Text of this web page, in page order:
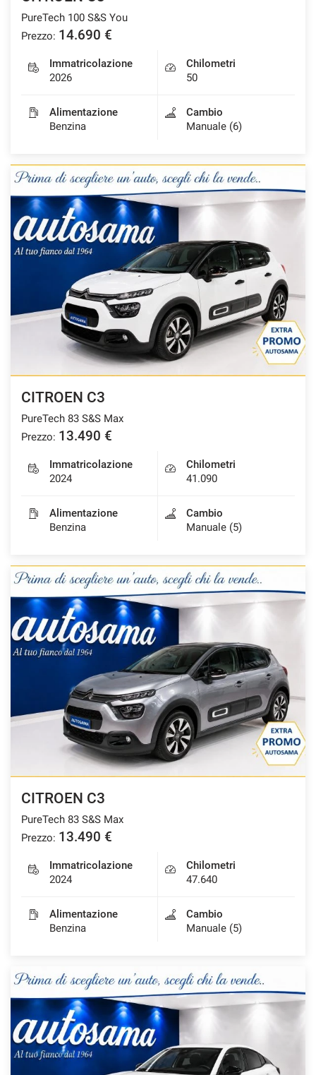
PureTech 100 S&S You
Prezzo: 14.690 €
Immatricolazione
2026
Chilometri
50
Alimentazione
Benzina
Cambio
Manuale (6)
CITROEN C3
PureTech 83 S&S Max
Prezzo: 13.490 €
Immatricolazione
2024
Chilometri
41.090
Alimentazione
Benzina
Cambio
Manuale (5)
CITROEN C3
PureTech 83 S&S Max
Prezzo: 13.490 €
Immatricolazione
2024
Chilometri
47.640
Alimentazione
Benzina
Cambio
Manuale (5)